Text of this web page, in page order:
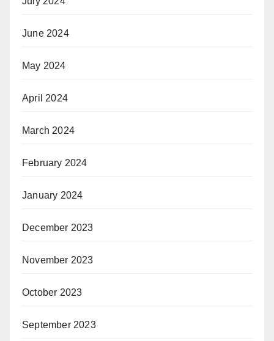
June 2024
May 2024
April 2024
March 2024
February 2024
January 2024
December 2023
November 2023
October 2023
September 2023